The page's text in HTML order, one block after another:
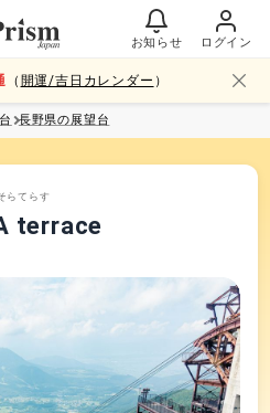
お知らせ ログイン
（ 開運/吉日カレンダー ）
長野県の展望台
らてらす
terrace